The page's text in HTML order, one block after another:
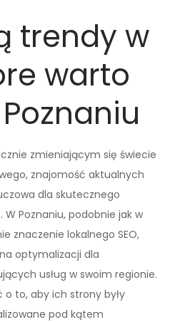
trendy w
warto
zmieniającym się świecie
znajomość aktualnych
dla skutecznego
Poznaniu, podobnie jak w
znaczenie lokalnego SEO,
optymalizacji dla
usług w swoim regionie.
o to, aby ich strony były
pod kątem